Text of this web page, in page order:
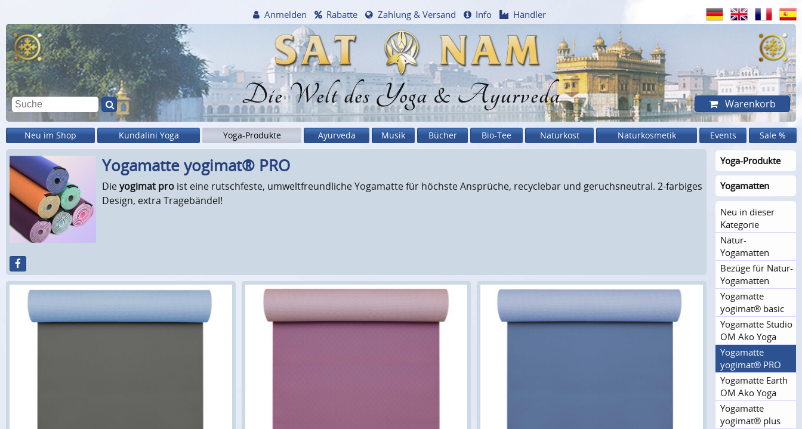
Die Welt des Yoga & Ayurveda
Anmelden Rabatte Zahlung & Versand Info Händler
Warenkorb
Neu im Shop Kundalini Yoga Yoga-Produkte Ayurveda Musik Bücher Bio-Tee Naturkost Naturkosmetik Events Sale %
Yogamatte yogimat® PRO
Dieyogimat pro ist eine rutschfeste, umweltfreundliche Yogamatte für höchste Ansprüche, recyclebar und geruchsneutral. 2-farbiges
Design, extra Tragebändel!
Yoga-Produkte
Yogamatten
Neu in dieser
Kategorie
Natur-
Yogamatten
Bezüge für Natur-
Yogamatten
Yogamatte
yogimat® basic
Yogamatte Studio
OM Ako Yoga
Yogamatte
yogimat® PRO
Yogamatte Earth
OM Ako Yoga
Yogamatte
yogimat® plus